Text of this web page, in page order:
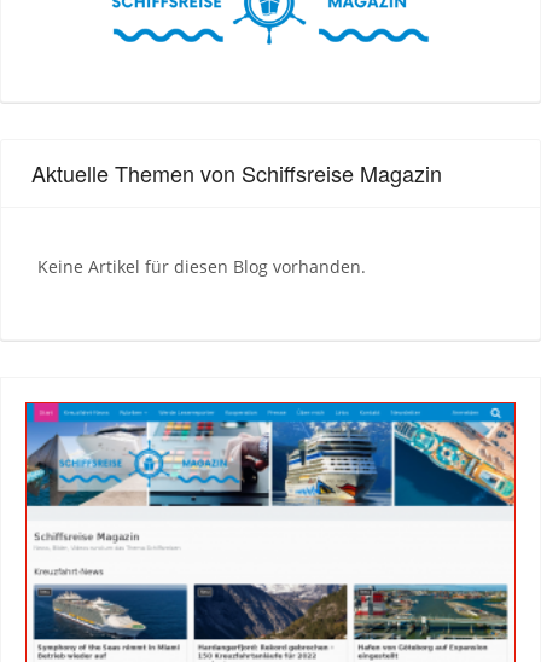
Aktuelle Themen von Schiffsreise Magazin
Keine Artikel für diesen Blog vorhanden.